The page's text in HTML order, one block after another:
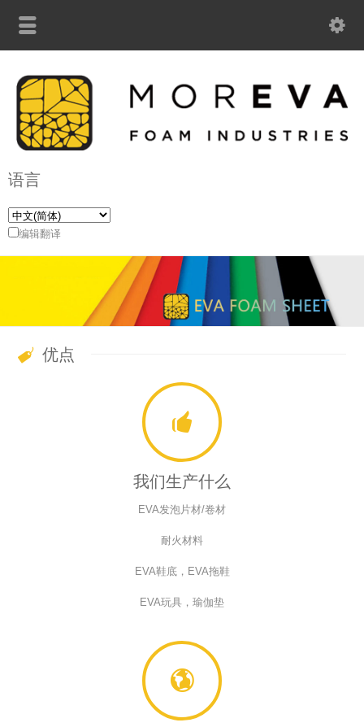
语言
编辑翻译
优点
我们生产什么
EVA发泡片材/卷材
耐火材料
EVA鞋底，EVA拖鞋
EVA玩具，瑜伽垫